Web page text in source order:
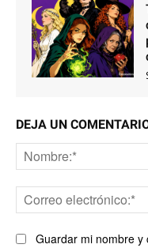
DEJA UN
Guardar mi nombre